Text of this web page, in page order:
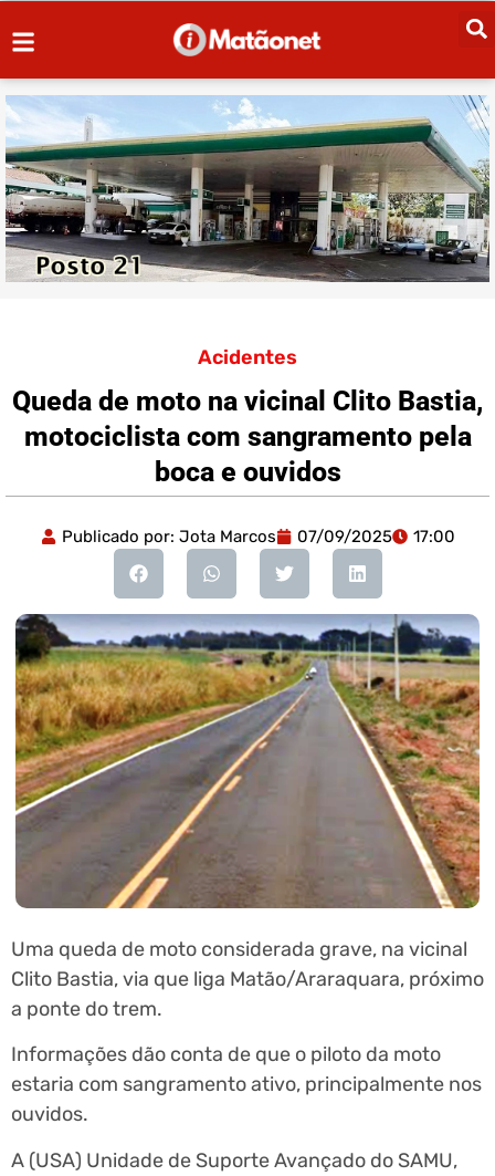
Acidentes
Queda de moto na vicinal Clito Bastia,
motociclista com sangramento pela
boca e ouvidos
Publicado por: Jota Marcos 07/09/2025 17:00
Uma queda de moto considerada grave, na vicinal
Clito Bastia, via que liga Matão/Araraquara, próximo
a ponte do trem.
Informações dão conta de que o piloto da moto
estaria com sangramento ativo, principalmente nos
ouvidos.
A (USA) Unidade de Suporte Avançado do SAMU,